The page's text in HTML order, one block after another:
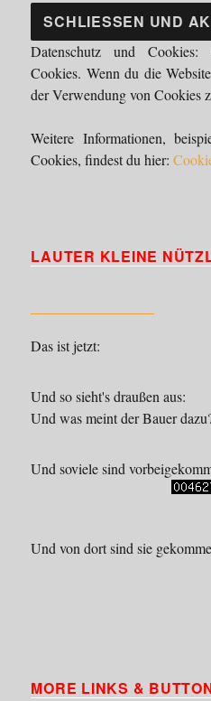
Datenschutz und Cookies:
Cookies. Wenn du die
der Verwendung von Cookies
Weitere Informationen,
Cookies, findest du hier:
LAUTER KLEINE
Das ist jetzt:
Und so sieht's draußen aus:
Und was meint der Bauer
Und soviele sind
Und von dort sind sie
MORE LINKS &